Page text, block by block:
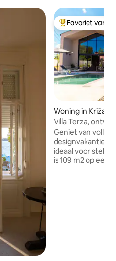
Topfavoriet van
Favoriet van
Woning in Križanci
Villa Terza,
Geniet van
ideaal voor
is 109 m2 op een